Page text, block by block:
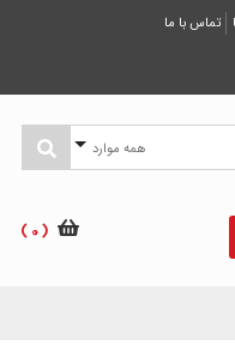
تماس با ما
همه موارد
( 0 )